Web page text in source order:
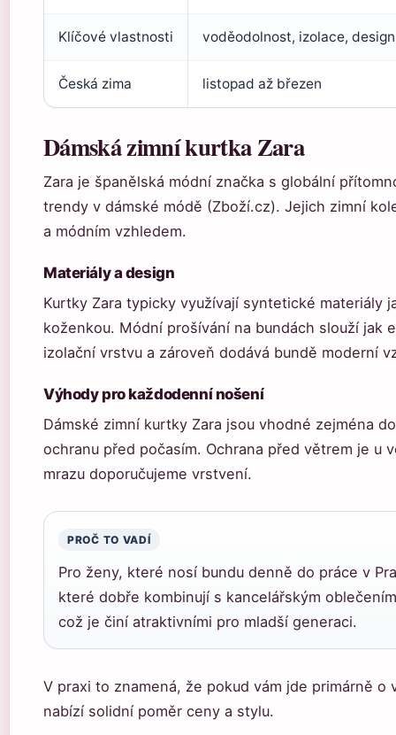
Klíčové vlastnosti voděodolnost, izolace, design
Česká zima listopad až březen
Dámská zimní kurtka Zara
Zara je španělská módní značka s globální
trendy v dámské módě (Zboží.cz). Jejich zimní
a módním vzhledem.
Materiály a design
Kurtky Zara typicky využívají syntetické materiály
koženkou. Módní prošívání na bundách slouží jak
izolační vrstvu a zároveň dodává bundě moderní
Výhody pro každodenní nošení
Dámské zimní kurtky Zara jsou vhodné zejména
ochranu před počasím. Ochrana před větrem je u
mrazu doporučujeme vrstvení.
PROČ TO VADÍ
Pro ženy, které nosí bundu denně do práce v
které dobře kombinují s kancelářským
což je činí atraktivními pro mladší generaci.
V praxi to znamená, že pokud vám jde primárně
nabízí solidní poměr ceny a stylu.